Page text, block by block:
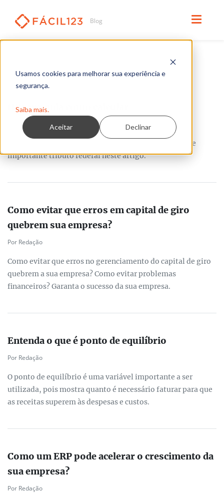
Usamos cookies para melhorar sua experiência e
segurança.
Saiba mais.
Aceitar Declinar
TODOS OS ARTIGOS
IPI: aprenda como calcular
Por Redação
Aprenda o que é o IPI e como realizar os cálculos deste
importante tributo federal neste artigo.
Como evitar que erros em capital de giro
quebrem sua empresa?
Por Redação
Como evitar que erros no gerenciamento do capital de giro
quebrem a sua empresa? Como evitar problemas
financeiros? Garanta o sucesso da sua empresa.
Entenda o que é ponto de equilíbrio
Por Redação
O ponto de equilíbrio é uma variável importante a ser
utilizada, pois mostra quanto é necessário faturar para que
as receitas superem às despesas e custos.
Como um ERP pode acelerar o crescimento da
sua empresa?
Por Redação